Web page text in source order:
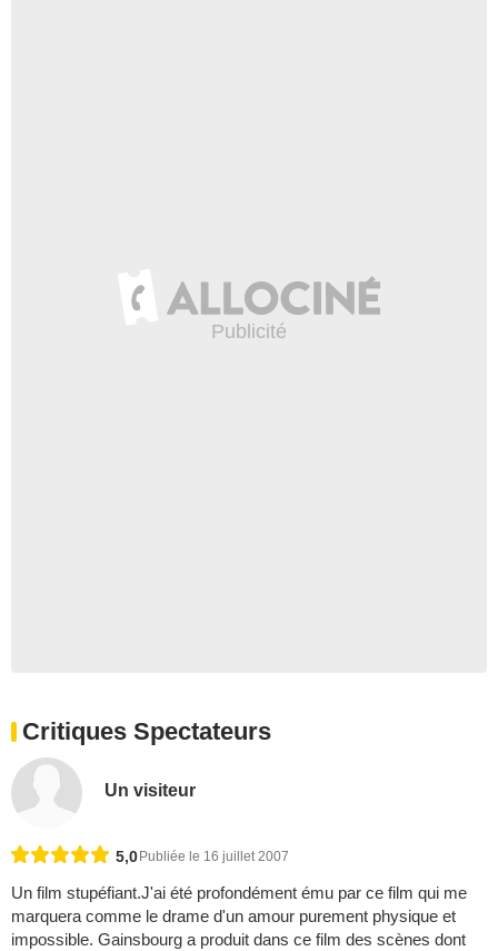
Critiques Spectateurs
Un visiteur
5,0 Publiée le 16 juillet 2007
Un film stupéfiant.J'ai été profondément ému par ce film qui me
marquera comme le drame d'un amour purement physique et
impossible. Gainsbourg a produit dans ce film des scènes dont